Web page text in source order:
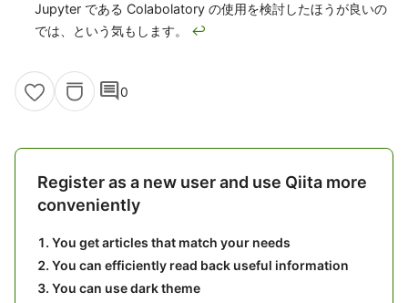
Jupyter である Colabolatory の使用を検討したほうが良いの
では、という気もします。 ↩
comment0
Register as a new user and use Qiita more
conveniently
You get articles that match your needs
You can efficiently read back useful information
You can use dark theme